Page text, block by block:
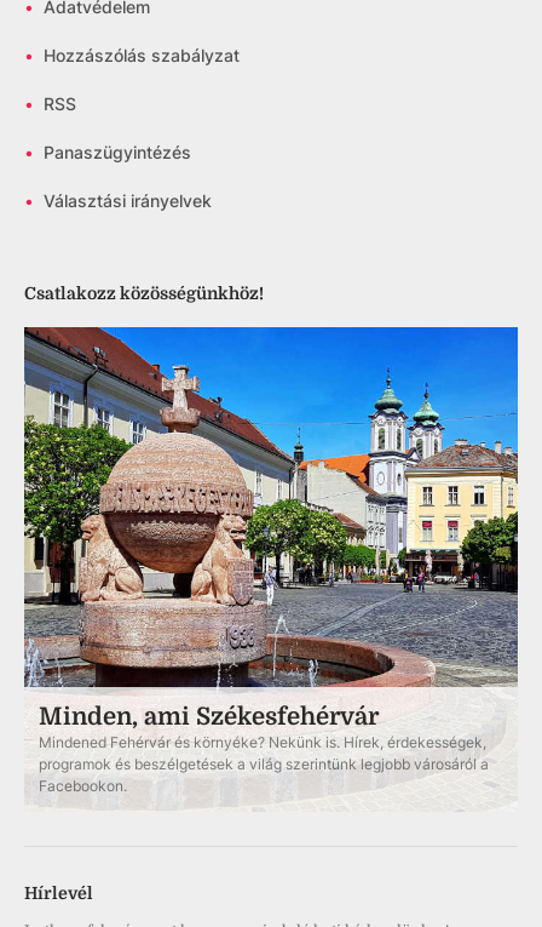
• Adatvédelem
• Hozzászólás szabályzat
• RSS
• Panaszügyintézés
• Választási irányelvek
Csatlakozz közösségünkhöz!
Minden, ami Székesfehérvár
Mindened Fehérvár és környéke? Nekünk is. Hírek, érdekességek,
programok és beszélgetések a világ szerintünk legjobb városáról a
Facebookon.
Hírlevél